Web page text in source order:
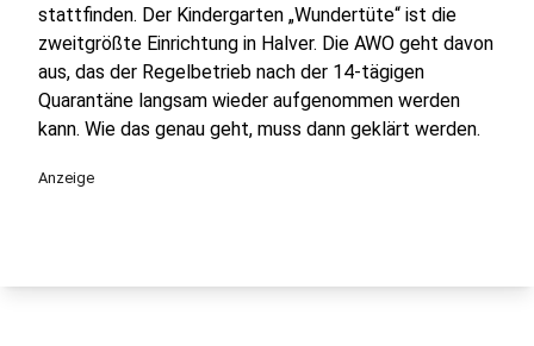
stattfinden. Der Kindergarten „Wundertüte“ ist die
zweitgrößte Einrichtung in Halver. Die AWO geht davon
aus, das der Regelbetrieb nach der 14-tägigen
Quarantäne langsam wieder aufgenommen werden
kann. Wie das genau geht, muss dann geklärt werden.
Anzeige